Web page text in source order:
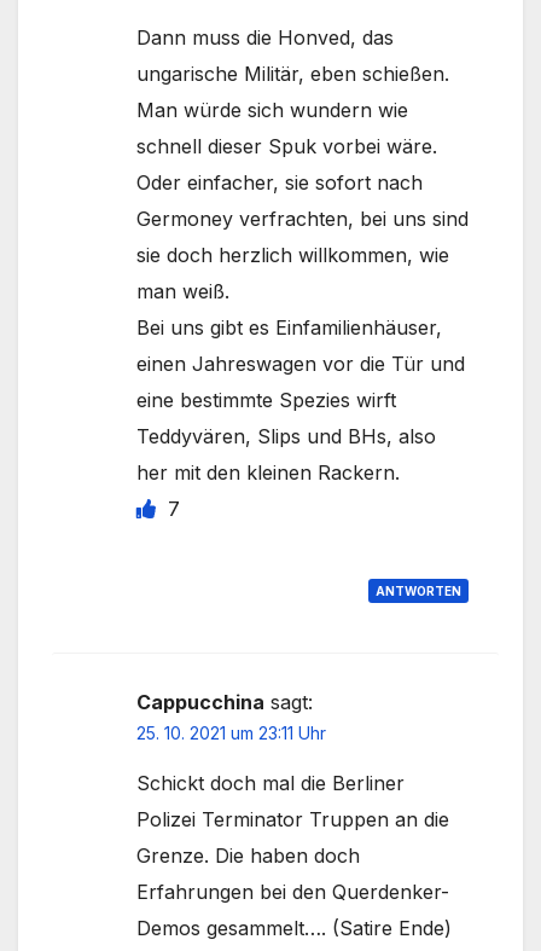
Dann muss die Honved, das
ungarische Militär, eben schießen.
Man würde sich wundern wie
schnell dieser Spuk vorbei wäre.
Oder einfacher, sie sofort nach
Germoney verfrachten, bei uns sind
sie doch herzlich willkommen, wie
man weiß.
Bei uns gibt es Einfamilienhäuser,
einen Jahreswagen vor die Tür und
eine bestimmte Spezies wirft
Teddyvären, Slips und BHs, also
her mit den kleinen Rackern.
7
ANTWORTEN
Cappucchina sagt:
25. 10. 2021 um 23:11 Uhr
Schickt doch mal die Berliner
Polizei Terminator Truppen an die
Grenze. Die haben doch
Erfahrungen bei den Querdenker-
Demos gesammelt…. (Satire Ende)